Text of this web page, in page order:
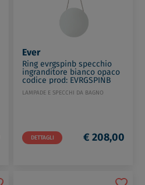
Ever
Ring evrgspinb specchio
ingranditore bianco opaco
codice prod: EVRGSPINB
LAMPADE E SPECCHI DA BAGNO
DETTAGLI € 208,00